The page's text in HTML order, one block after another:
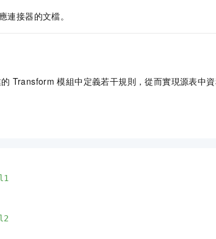
連接器的文檔。
Transform 模組中定義若干規則，從而實現源表中